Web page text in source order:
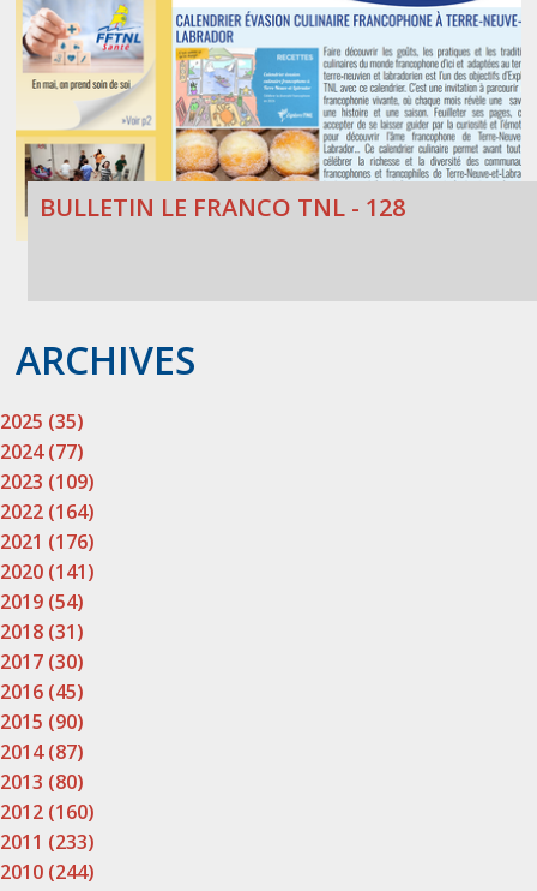
BULLETIN LE FRANCO TNL - 128
ARCHIVES
2025 (35)
2024 (77)
2023 (109)
2022 (164)
2021 (176)
2020 (141)
2019 (54)
2018 (31)
2017 (30)
2016 (45)
2015 (90)
2014 (87)
2013 (80)
2012 (160)
2011 (233)
2010 (244)